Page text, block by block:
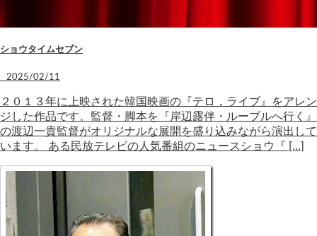
ショウタイムセブン
2025/02/11
２０１３年に上映された韓国映画の『テロ，ライブ』をアレン
ジした作品です。監督・脚本を『岸辺露伴・ルーブルへ行く』
の渡辺一貴監督がオリジナルな展開を盛り込みながら演出して
います。 ある民放テレビの人気番組のニュースショウ『 […]